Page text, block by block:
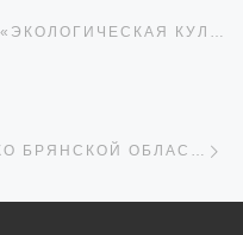
2-ДНЕВНЫЙ СЕМИНАР ДЛЯ НКО БРЯНСКОЙ ОБЛАСТИ